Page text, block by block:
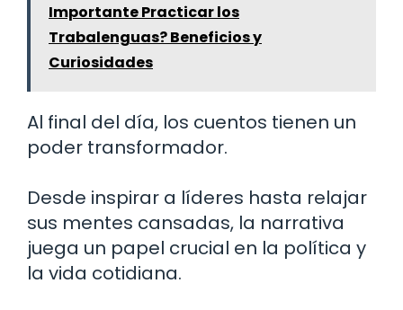
Importante Practicar los
Trabalenguas? Beneficios y
Curiosidades
Al final del día, los cuentos tienen un
poder transformador.
Desde inspirar a líderes hasta relajar
sus mentes cansadas, la narrativa
juega un papel crucial en la política y
la vida cotidiana.